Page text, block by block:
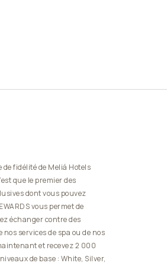
de fidélité de Meliá Hotels
que le premier des
dont vous pouvez
vous permet de
échanger contre des
services de spa ou de nos
et recevez 2 000
de base : White, Silver,